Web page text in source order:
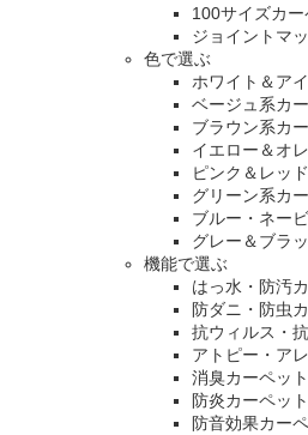
100サイズカー
ジョイントマ
色で選ぶ
ホワイト＆ア
ベージュ系カ
ブラウン系カ
イエロー＆オ
ピンク＆レッ
グリーン系カ
ブルー・ネー
グレー＆ブラ
機能で選ぶ
はっ水・防汚
防ダニ・防虫
抗ウィルス・
アトピー・ア
消臭カーペット
防炎カーペット
防音効果カー